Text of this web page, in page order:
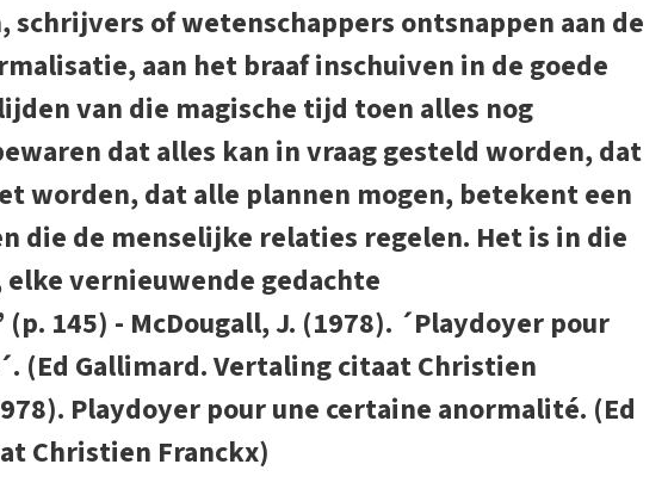
of wetenschappers ontsnappen aan de
aan het braaf inschuiven in de goede
van die magische tijd toen alles nog
dat alles kan in vraag gesteld worden, dat
worden, dat alle plannen mogen, betekent een
die de menselijke relaties regelen. Het is in die
vernieuwende gedachte
145) - McDougall, J. (1978). ´Playdoyer pour
(Ed Gallimard. Vertaling citaat Christien
Playdoyer pour une certaine anormalité. (Ed
Christien Franckx)